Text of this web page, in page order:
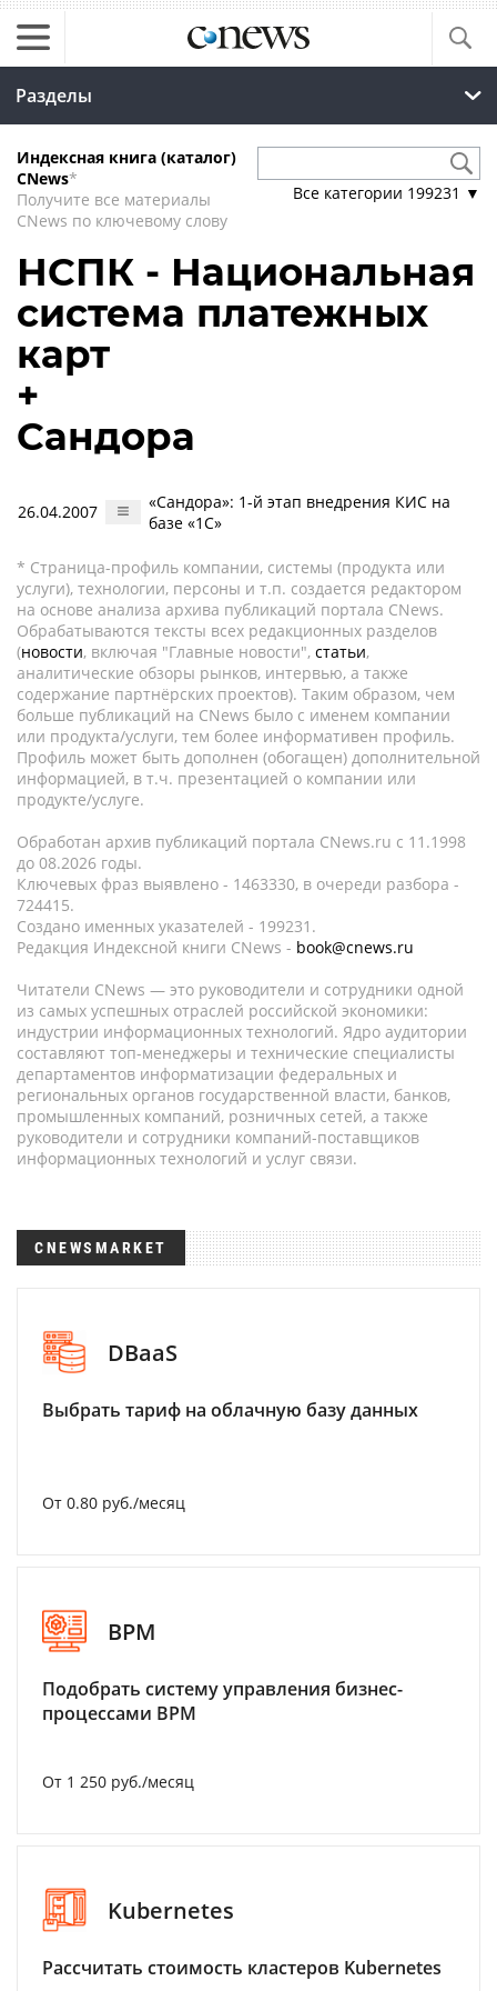
Разделы
Индексная книга (каталог)
CNews*
Получите все материалы
CNews по ключевому слову
Все категории 199231 ▼
НСПК - Национальная
система платежных
карт
+
Сандора
26.04.2007
«Сандора»: 1-й этап внедрения КИС на
базе «1С»
* Страница-профиль компании, системы (продукта или
услуги), технологии, персоны и т.п. создается редактором
на основе анализа архива публикаций портала CNews.
Обрабатываются тексты всех редакционных разделов
(новости, включая "Главные новости", статьи,
аналитические обзоры рынков, интервью, а также
содержание партнёрских проектов). Таким образом, чем
больше публикаций на CNews было с именем компании
или продукта/услуги, тем более информативен профиль.
Профиль может быть дополнен (обогащен) дополнительной
информацией, в т.ч. презентацией о компании или
продукте/услуге.
Обработан архив публикаций портала CNews.ru c 11.1998
до 08.2026 годы.
Ключевых фраз выявлено - 1463330, в очереди разбора -
724415.
Создано именных указателей - 199231.
Редакция Индексной книги CNews - book@cnews.ru
Читатели CNews — это руководители и сотрудники одной
из самых успешных отраслей российской экономики:
индустрии информационных технологий. Ядро аудитории
составляют топ-менеджеры и технические специалисты
департаментов информатизации федеральных и
региональных органов государственной власти, банков,
промышленных компаний, розничных сетей, а также
руководители и сотрудники компаний-поставщиков
информационных технологий и услуг связи.
CNEWSMARKET
DBaaS
Выбрать тариф на облачную базу данных
От 0.80 руб./месяц
BPM
Подобрать систему управления бизнес-
процессами BPM
От 1 250 руб./месяц
Kubernetes
Рассчитать стоимость кластеров Kubernetes